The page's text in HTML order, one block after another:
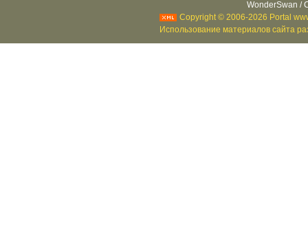
WonderSwan /
Copyright © 2006-2026 Portal
Использование материалов сайта